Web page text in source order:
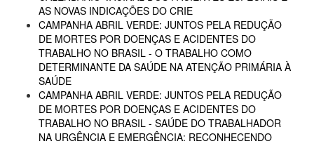
AS NOVAS INDICAÇÕES DO CRIE
CAMPANHA ABRIL VERDE: JUNTOS PELA REDUÇÃO
DE MORTES POR DOENÇAS E ACIDENTES DO
TRABALHO NO BRASIL - O TRABALHO COMO
DETERMINANTE DA SAÚDE NA ATENÇÃO PRIMÁRIA À
SAÚDE
CAMPANHA ABRIL VERDE: JUNTOS PELA REDUÇÃO
DE MORTES POR DOENÇAS E ACIDENTES DO
TRABALHO NO BRASIL - SAÚDE DO TRABALHADOR
NA URGÊNCIA E EMERGÊNCIA: RECONHECENDO